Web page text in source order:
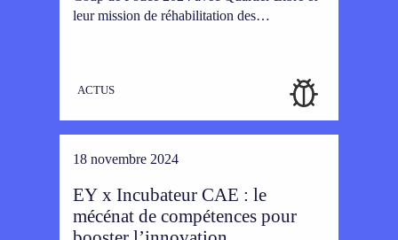
leur mission de réhabilitation des…
ACTUS
18 novembre 2024
EY x Incubateur CAE : le
mécénat de compétences pour